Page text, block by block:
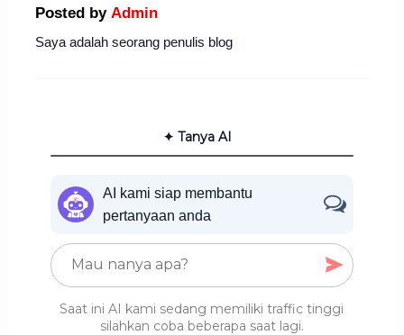
Posted by Admin
Saya adalah seorang penulis blog
✦ Tanya AI
AI kami siap membantu
pertanyaan anda
Saat ini AI kami sedang memiliki traffic tinggi
silahkan coba beberapa saat lagi.